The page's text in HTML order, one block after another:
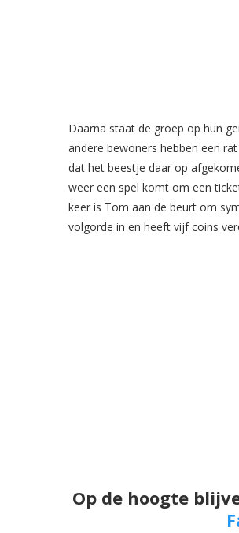
Daarna staat de groep op hun
andere bewoners hebben een
dat het beestje daar op
weer een spel komt om een
keer is Tom aan de beurt om
volgorde in en heeft vijf coins
Op de hoogte